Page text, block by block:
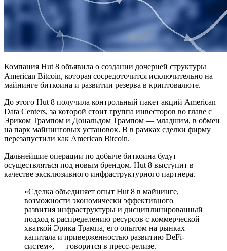
Компания Hut 8 объявила о создании дочерней структуры
American Bitcoin, которая сосредоточится исключительно на
майнинге биткоина и развитии резерва в криптовалюте.
До этого Hut 8 получила контрольный пакет акций American
Data Centers, за которой стоит группа инвесторов во главе с
Эриком Трампом и Дональдом Трампом — младшим, в обмен
на парк майнинговых установок. В в рамках сделки фирму
перезапустили как American Bitcoin.
Дальнейшие операции по добыче биткоина будут
осуществляться под новым брендом. Hut 8 выступит в
качестве эксклюзивного инфраструктурного партнера.
«Сделка объединяет опыт Hut 8 в майнинге,
возможности экономически эффективного
развития инфраструктуры и дисциплинированный
подход к распределению ресурсов с коммерческой
хваткой Эрика Трампа, его опытом на рынках
капитала и приверженностью развитию DeFi-
систем», — говорится в пресс-релизе.